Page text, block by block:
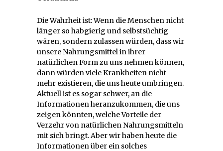
Die Wahrheit ist: Wenn die Menschen nicht
länger so habgierig und selbstsüchtig
wären, sondern zulassen würden, dass wir
unsere Nahrungsmittel in ihrer
natürlichen Form zu uns nehmen können,
dann würden viele Krankheiten nicht
mehr existieren, die uns heute umbringen.
Aktuell ist es sogar schwer, an die
Informationen heranzukommen, die uns
zeigen könnten, welche Vorteile der
Verzehr von natürlichen Nahrungsmitteln
mit sich bringt. Aber wir haben heute die
Informationen über ein solches